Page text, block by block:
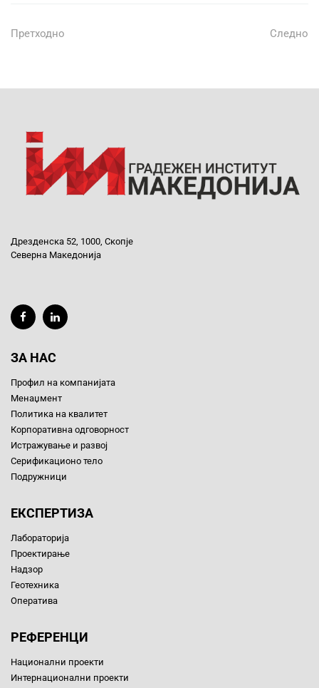
Претходно Следно
Дрезденска 52, 1000, Скопје
Северна Македонија
ЗА НАС
Профил на компанијата
Менаџмент
Политика на квалитет
Корпоративна одговорност
Истражување и развој
Серификационо тело
Подружници
ЕКСПЕРТИЗА
Лабораторија
Проектирање
Надзор
Геотехника
Оператива
РЕФЕРЕНЦИ
Национални проекти
Интернационални проекти